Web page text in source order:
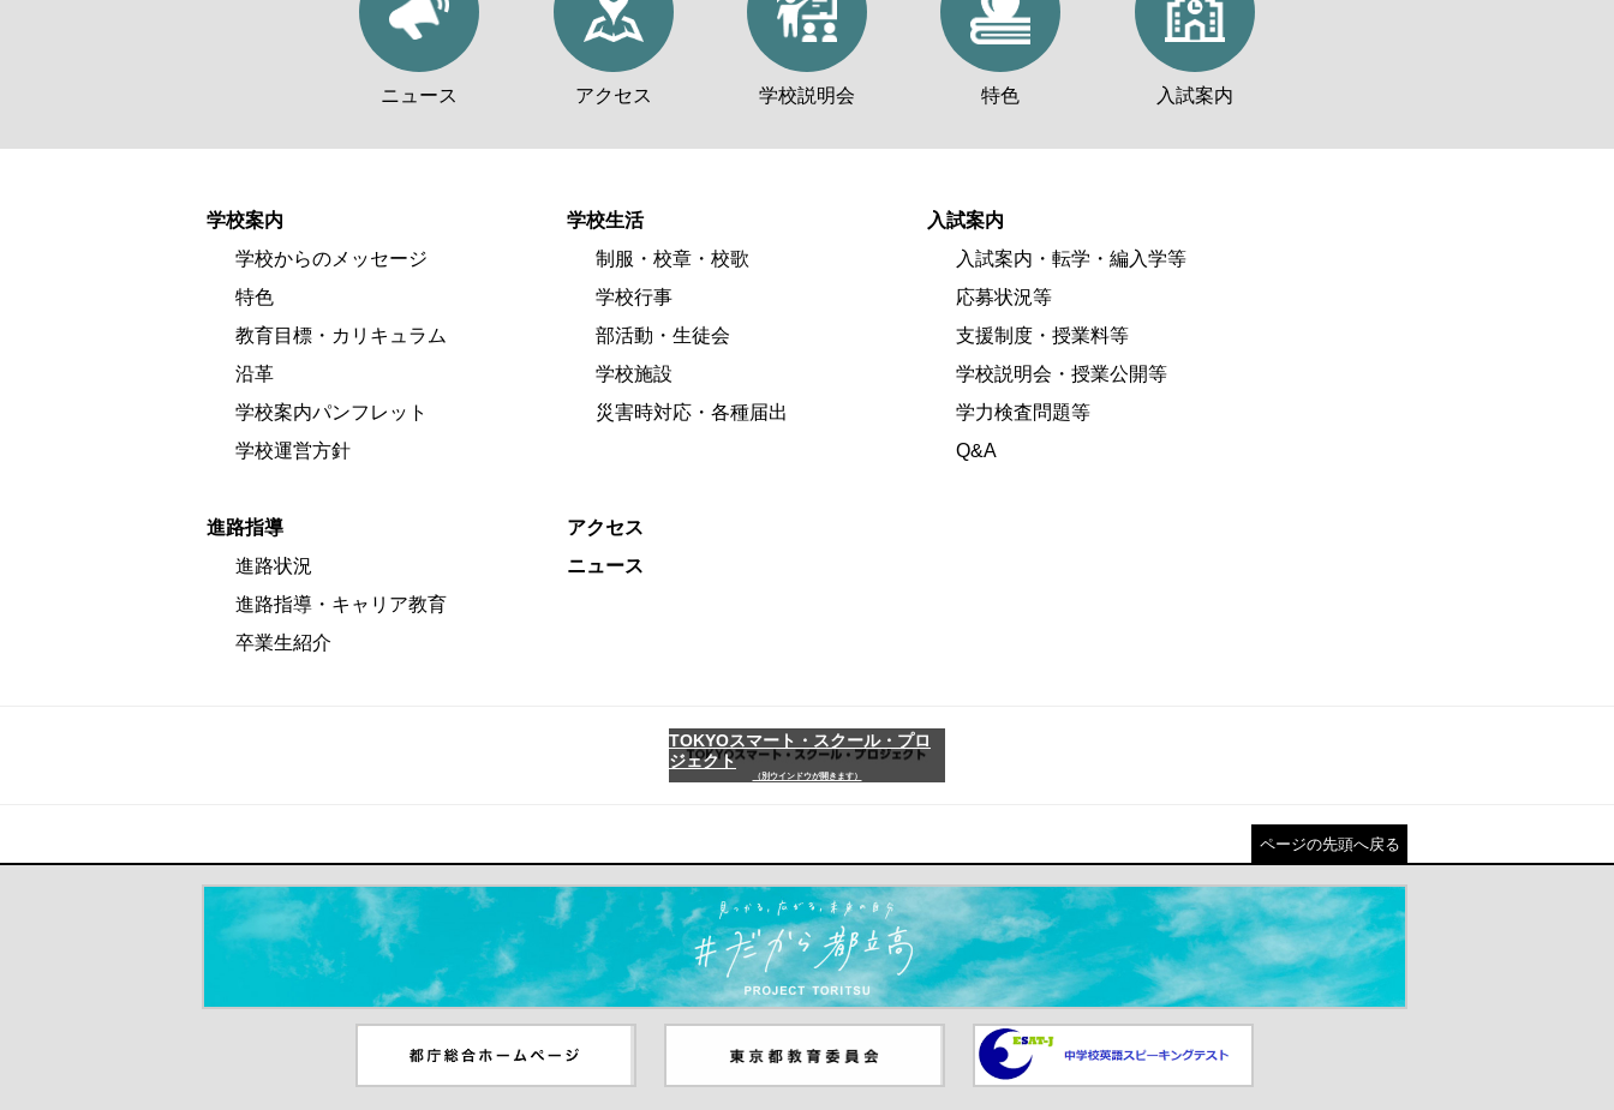
ニュース アクセス 学校説明会 特色 入試案内
学校案内
学校からのメッセージ
特色
教育目標・カリキュラム
沿革
学校案内パンフレット
学校運営方針
学校生活
制服・校章・校歌
学校行事
部活動・生徒会
学校施設
災害時対応・各種届出
入試案内
入試案内・転学・編入学等
応募状況等
支援制度・授業料等
学校説明会・授業公開等
学力検査問題等
Q&A
進路指導
進路状況
進路指導・キャリア教育
卒業生紹介
アクセス
ニュース
TOKYOスマート・スクール・プロ
ジェクト
（別ウインドウが開きます）
ページの先頭へ戻る
＃だから都立高（別ウインドウが開きます）
ンドウが開きます）
ウが開きます）
中学校英語スピーキングテスト
（別ウインドウが開きます）